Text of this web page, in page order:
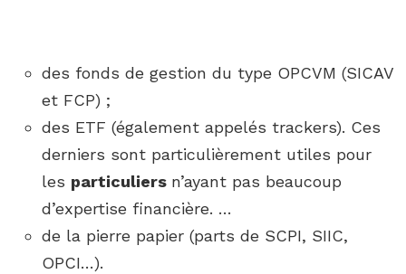
des fonds de gestion du type OPCVM (SICAV
et FCP) ;
des ETF (également appelés trackers). Ces
derniers sont particulièrement utiles pour
les particuliers n’ayant pas beaucoup
d’expertise financière. …
de la pierre papier (parts de SCPI, SIIC,
OPCI…).